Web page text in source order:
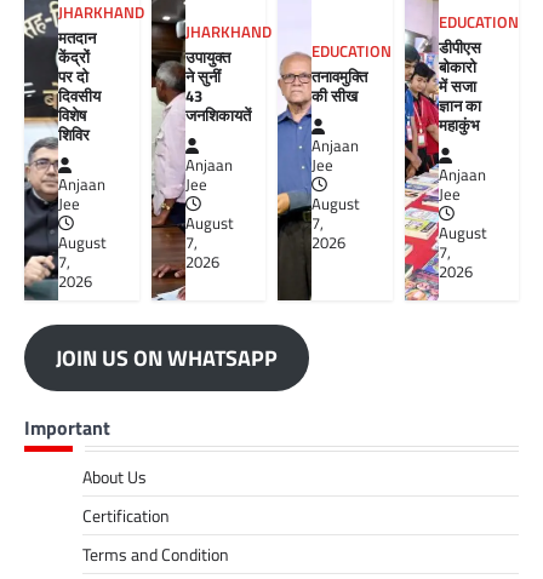
JHARKHAND
मतदान
केंद्रों
पर दो
दिवसीय
विशेष
शिविर
Anjaan
Jee
August
7,
2026
JHARKHAND
उपायुक्त
ने सुनीं
43
जनशिकायतें
Anjaan
Jee
August
7,
2026
EDUCATION
तनावमुक्ति
की सीख
Anjaan
Jee
August
7,
2026
EDUCATION
डीपीएस
बोकारो
में सजा
ज्ञान का
महाकुंभ
Anjaan
Jee
August
7,
2026
JOIN US ON WHATSAPP
Important
About Us
Certification
Terms and Condition